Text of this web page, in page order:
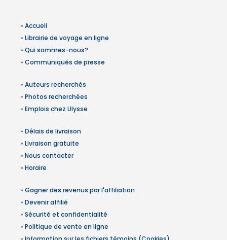
» Accueil
» Librairie de voyage en ligne
» Qui sommes-nous?
» Communiqués de presse
» Auteurs recherchés
» Photos recherchées
» Emplois chez Ulysse
» Délais de livraison
» Livraison gratuite
» Nous contacter
» Horaire
» Gagner des revenus par l'affiliation
» Devenir affilié
» Sécurité et confidentialité
» Politique de vente en ligne